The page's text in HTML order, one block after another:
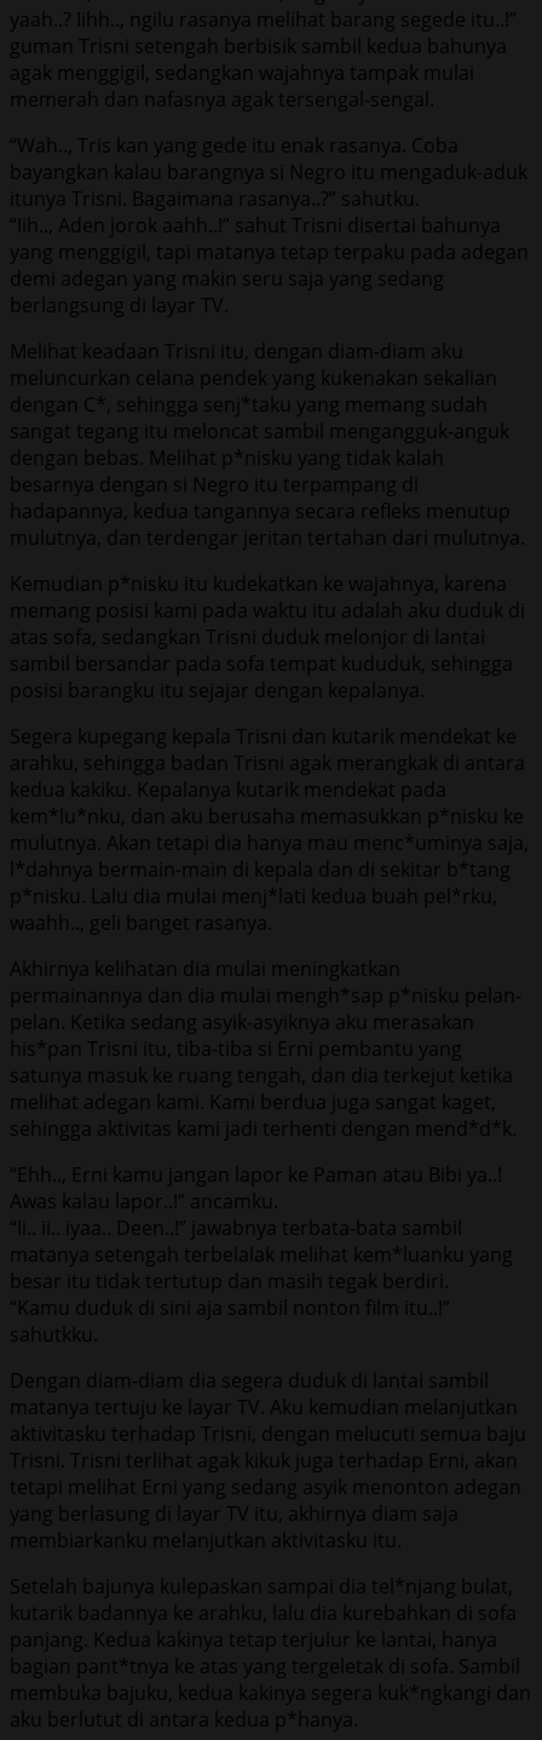
yaah..? Iihh.., ngilu rasanya melihat barang segede itu..!”
guman Trisni setengah berbisik sambil kedua bahunya
agak menggigil, sedangkan wajahnya tampak mulai
memerah dan nafasnya agak tersengal-sengal.
“Wah.., Tris kan yang gede itu enak rasanya. Coba
bayangkan kalau barangnya si Negro itu mengaduk-aduk
itunya Trisni. Bagaimana rasanya..?” sahutku.
“Iih.., Aden jorok aahh..!” sahut Trisni disertai bahunya
yang menggigil, tapi matanya tetap terpaku pada adegan
demi adegan yang makin seru saja yang sedang
berlangsung di layar TV.
Melihat keadaan Trisni itu, dengan diam-diam aku
meluncurkan celana pendek yang kukenakan sekalian
dengan C*, sehingga senj*taku yang memang sudah
sangat tegang itu meloncat sambil mengangguk-anguk
dengan bebas. Melihat p*nisku yang tidak kalah
besarnya dengan si Negro itu terpampang di
hadapannya, kedua tangannya secara refleks menutup
mulutnya, dan terdengar jeritan tertahan dari mulutnya.
Kemudian p*nisku itu kudekatkan ke wajahnya, karena
memang posisi kami pada waktu itu adalah aku duduk di
atas sofa, sedangkan Trisni duduk melonjor di lantai
sambil bersandar pada sofa tempat kududuk, sehingga
posisi barangku itu sejajar dengan kepalanya.
Segera kupegang kepala Trisni dan kutarik mendekat ke
arahku, sehingga badan Trisni agak merangkak di antara
kedua kakiku. Kepalanya kutarik mendekat pada
kem*lu*nku, dan aku berusaha memasukkan p*nisku ke
mulutnya. Akan tetapi dia hanya mau menc*uminya saja,
l*dahnya bermain-main di kepala dan di sekitar b*tang
p*nisku. Lalu dia mulai menj*lati kedua buah pel*rku,
waahh.., geli banget rasanya.
Akhirnya kelihatan dia mulai meningkatkan
permainannya dan dia mulai mengh*sap p*nisku pelan-
pelan. Ketika sedang asyik-asyiknya aku merasakan
his*pan Trisni itu, tiba-tiba si Erni pembantu yang
satunya masuk ke ruang tengah, dan dia terkejut ketika
melihat adegan kami. Kami berdua juga sangat kaget,
sehingga aktivitas kami jadi terhenti dengan mend*d*k.
“Ehh.., Erni kamu jangan lapor ke Paman atau Bibi ya..!
Awas kalau lapor..!” ancamku.
“Ii.. ii.. iyaa.. Deen..!” jawabnya terbata-bata sambil
matanya setengah terbelalak melihat kem*luanku yang
besar itu tidak tertutup dan masih tegak berdiri.
“Kamu duduk di sini aja sambil nonton film itu..!”
sahutkku.
Dengan diam-diam dia segera duduk di lantai sambil
matanya tertuju ke layar TV. Aku kemudian melanjutkan
aktivitasku terhadap Trisni, dengan melucuti semua baju
Trisni. Trisni terlihat agak kikuk juga terhadap Erni, akan
tetapi melihat Erni yang sedang asyik menonton adegan
yang berlasung di layar TV itu, akhirnya diam saja
membiarkanku melanjutkan aktivitasku itu.
Setelah bajunya kulepaskan sampai dia tel*njang bulat,
kutarik badannya ke arahku, lalu dia kurebahkan di sofa
panjang. Kedua kakinya tetap terjulur ke lantai, hanya
bagian pant*tnya ke atas yang tergeletak di sofa. Sambil
membuka bajuku, kedua kakinya segera kuk*ngkangi dan
aku berlutut di antara kedua p*hanya.